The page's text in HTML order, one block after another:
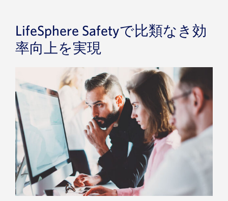
LifeSphere Safetyで比類なき効
率向上を実現